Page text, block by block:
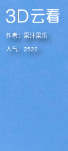
作者： 果汁果乐
人气： 2522